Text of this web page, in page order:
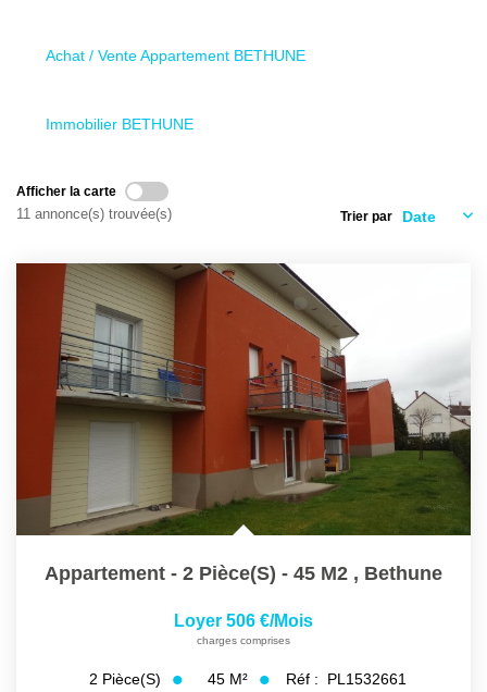
Ventes-Locations
Gestion Locative
Copropriétés
Contact Collaborateurs
CONTACT
ACCES COPRO
Achat / Vente Appartement BETHUNE
Immobilier BETHUNE
Afficher la carte
11 annonce(s) trouvée(s) Trier par
Appartement - 2 Pièce(s) - 45 M2 , Bethune
Loyer 506 €/mois
charges comprises
2 Pièce(s) 45 M² Réf : PL1532661